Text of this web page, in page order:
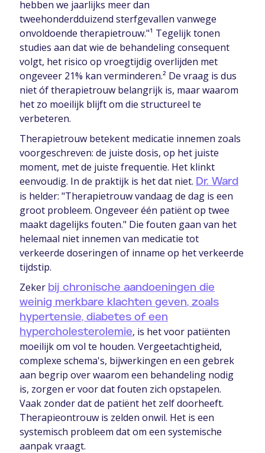
hebben we jaarlijks meer dan
tweehonderdduizend sterfgevallen vanwege
onvoldoende therapietrouw."¹ Tegelijk tonen
studies aan dat wie de behandeling consequent
volgt, het risico op vroegtijdig overlijden met
ongeveer 21% kan verminderen.² De vraag is dus
niet óf therapietrouw belangrijk is, maar waarom
het zo moeilijk blijft om die structureel te
verbeteren.
Therapietrouw betekent medicatie innemen zoals
voorgeschreven: de juiste dosis, op het juiste
moment, met de juiste frequentie. Het klinkt
eenvoudig. In de praktijk is het dat niet. Dr. Ward
is helder: "Therapietrouw vandaag de dag is een
groot probleem. Ongeveer één patiënt op twee
maakt dagelijks fouten." Die fouten gaan van het
helemaal niet innemen van medicatie tot
verkeerde doseringen of inname op het verkeerde
tijdstip.
Zeker bij chronische aandoeningen die
weinig merkbare klachten geven, zoals
hypertensie, diabetes of een
hypercholesterolemie, is het voor patiënten
moeilijk om vol te houden. Vergeetachtigheid,
complexe schema's, bijwerkingen en een gebrek
aan begrip over waarom een behandeling nodig
is, zorgen er voor dat fouten zich opstapelen.
Vaak zonder dat de patiënt het zelf doorheeft.
Therapieontrouw is zelden onwil. Het is een
systemisch probleem dat om een systemische
aanpak vraagt.